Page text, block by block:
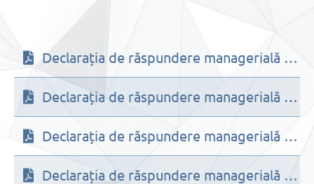
Declarația de răspundere managerială 2023
Declarația de răspundere managerială (2022)
Declarația de răspundere managerială (2021)
Declarația de răspundere managerială 2020